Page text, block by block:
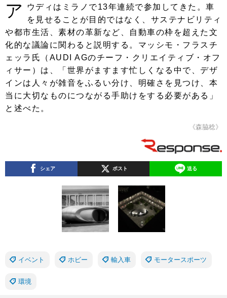
ア
ウディはミラノで13年連続で参加してきた。車
を見せることが目的ではなく、サステナビリティ
や都市生活、素材の革新など、自動車の枠を超えた文
化的な議論に関わると説明する。マッシモ・フラスチ
ェッラ氏（AUDI AGのチーフ・クリエイティブ・オフ
ィサー）は、「世界がますます忙しくなる中で、デザ
インは人々が雑音をふるい分け、明確さを見つけ、本
当に大切なものにつながる手助けをする必要がある」
と述べた。
《森脇稔》
シェア ポスト 送る
イベント ホビー 輸入車 モータースポーツ
環境